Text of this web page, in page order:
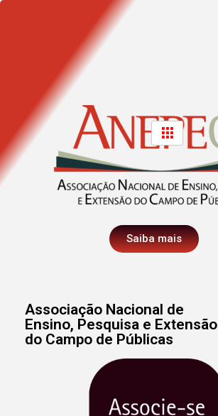
Saiba mais
Associação Nacional de
Ensino, Pesquisa e Extensão
do Campo de Públicas